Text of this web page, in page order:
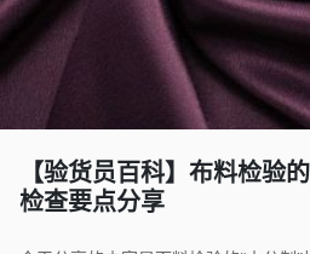
【验货员百科】布料检验
检查要点分享